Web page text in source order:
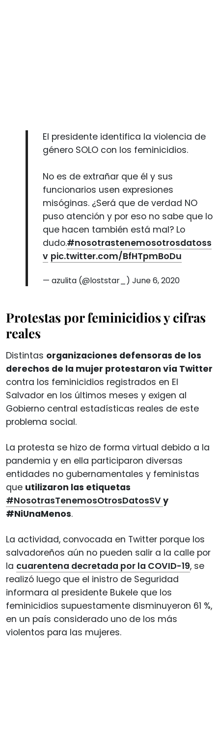
El presidente identifica la violencia de
género SOLO con los feminicidios.
No es de extrañar que él y sus
funcionarios usen expresiones
misóginas. ¿Será que de verdad NO
puso atención y por eso no sabe que lo
que hacen también está mal? Lo
dudo.#nosotrastenemosotrosdatoss
v pic.twitter.com/BfHTpmBoDu
— azulita (@loststar_) June 6, 2020
Protestas por feminicidios y cifras
reales
Distintas organizaciones defensoras de los
derechos de la mujer protestaron vía Twitter
contra los feminicidios registrados en El
Salvador en los últimos meses y exigen al
Gobierno central estadísticas reales de este
problema social.
La protesta se hizo de forma virtual debido a la
pandemia y en ella participaron diversas
entidades no gubernamentales y feministas
que utilizaron las etiquetas
#NosotrasTenemosOtrosDatosSV y
#NiUnaMenos.
La actividad, convocada en Twitter porque los
salvadoreños aún no pueden salir a la calle por
la cuarentena decretada por la COVID-19, se
realizó luego que el inistro de Seguridad
informara al presidente Bukele que los
feminicidios supuestamente disminuyeron 61 %,
en un país considerado uno de los más
violentos para las mujeres.